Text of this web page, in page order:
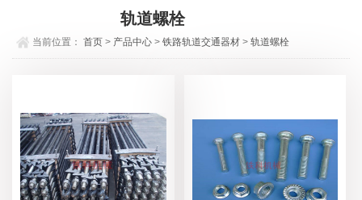
轨道螺栓
当前位置：首页 > 产品中心 >铁路轨道交通器材 >轨道螺栓